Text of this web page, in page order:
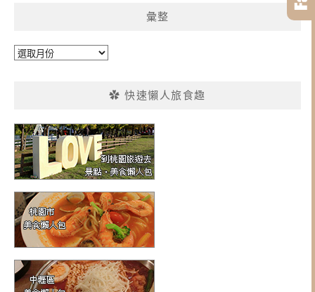
彙整
彙
✿ 快速懶人旅食趣